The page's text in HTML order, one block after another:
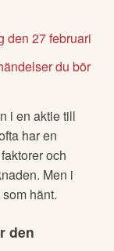
den 27 februari
du bör
i en aktie till
har en
och
Men i
hänt.
den